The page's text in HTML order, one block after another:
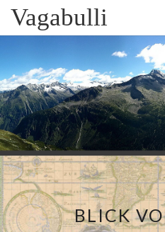
SkipVagabulli
BLICK